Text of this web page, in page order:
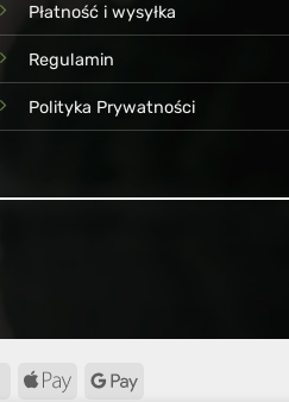
Płatność i wysyłka
Regulamin
Polityka Prywatności
MasterCardApple
Google